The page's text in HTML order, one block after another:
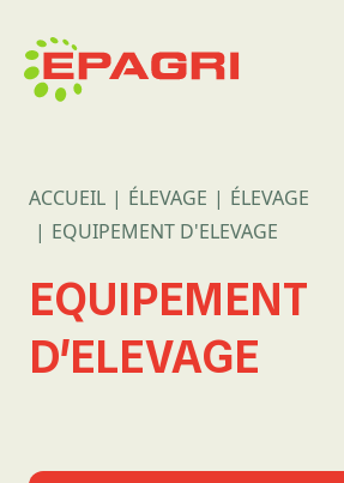
ACCUEIL ÉLEVAGE
ÉLEVAGE
EQUIPEMENT D'ELEVAGE
EQUIPEMENT
D'ELEVAGE